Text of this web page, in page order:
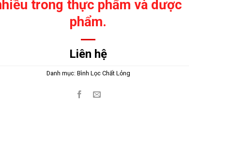
trong thực phẩm và dược
phẩm.
Liên hệ
Danh mục: Bình Lọc Chất Lỏng